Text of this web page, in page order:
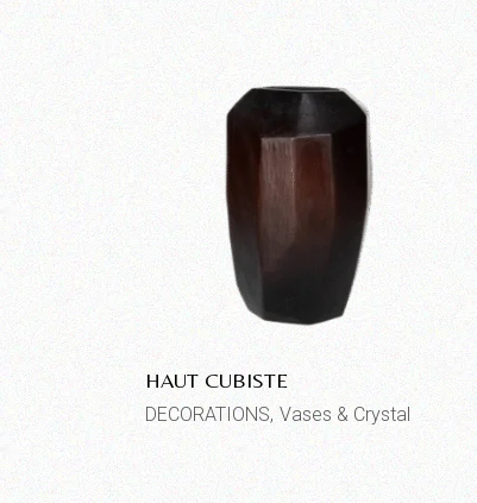
HAUT CUBISTE
DECORATIONS Vases & Crystal